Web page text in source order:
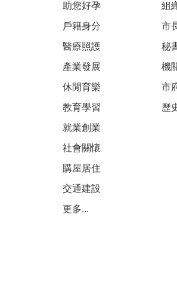
助您好孕
戶籍身分
醫療照護
產業發展
休閒育樂
教育學習
就業創業
社會關懷
購屋居住
交通建設
更多...
組
市
秘
機
市
歷